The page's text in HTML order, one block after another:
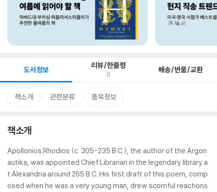
도서정보 리뷰/한줄평
0 배송/반품/교환
책소개 관련분류 품목정보
책소개
Apollonios Rhodios (c. 305-235 B.C.), the author of the Argon
autika, was appointed Chief Librarian in the legendary library a
t Alexandria around 265 B.C. His first draft of this poem, comp
osed when he was a very young man, drew scornful reactions